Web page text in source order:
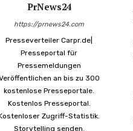
PrNews24
https://prnews24.com
Presseverteiler Carpr.de|
Presseportal für
Pressemeldungen
an bis zu 300
kostenlose Presseportale.
Kostenlos Presseportal.
Zugriff-Statistik.
Storytelling senden.